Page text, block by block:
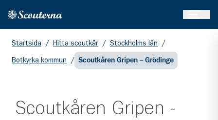
Hem
Startsida / Hitta scoutkår / Stockholms län /
Botkyrka kommun / Scoutkåren Gripen – Grödinge
Scoutkåren Gripen -